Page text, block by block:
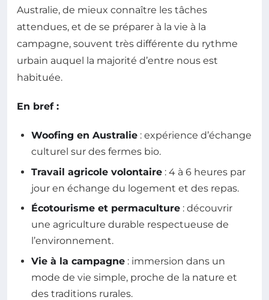
Australie, de mieux connaître les tâches
attendues, et de se préparer à la vie à la
campagne, souvent très différente du rythme
urbain auquel la majorité d’entre nous est
habituée.
En bref :
Woofing en Australie : expérience d’échange
culturel sur des fermes bio.
Travail agricole volontaire : 4 à 6 heures par
jour en échange du logement et des repas.
Écotourisme et permaculture : découvrir
une agriculture durable respectueuse de
l’environnement.
Vie à la campagne : immersion dans un
mode de vie simple, proche de la nature et
des traditions rurales.